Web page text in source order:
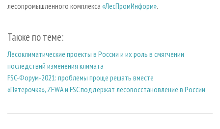
лесопромышленного комплекса «ЛесПромИнформ».
Также по теме:
Лесоклиматические проекты в России и их роль в смягчении
последствий изменения климата
FSC-Форум-2021: проблемы проще решать вместе
«Пятерочка», ZEWA и FSC поддержат лесовосстановление в России